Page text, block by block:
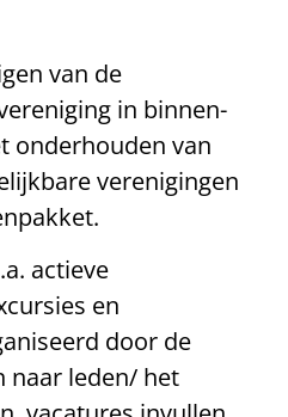
van de
in binnen-
onderhouden van
verenigingen
actieve
en
door de
naar leden/ het